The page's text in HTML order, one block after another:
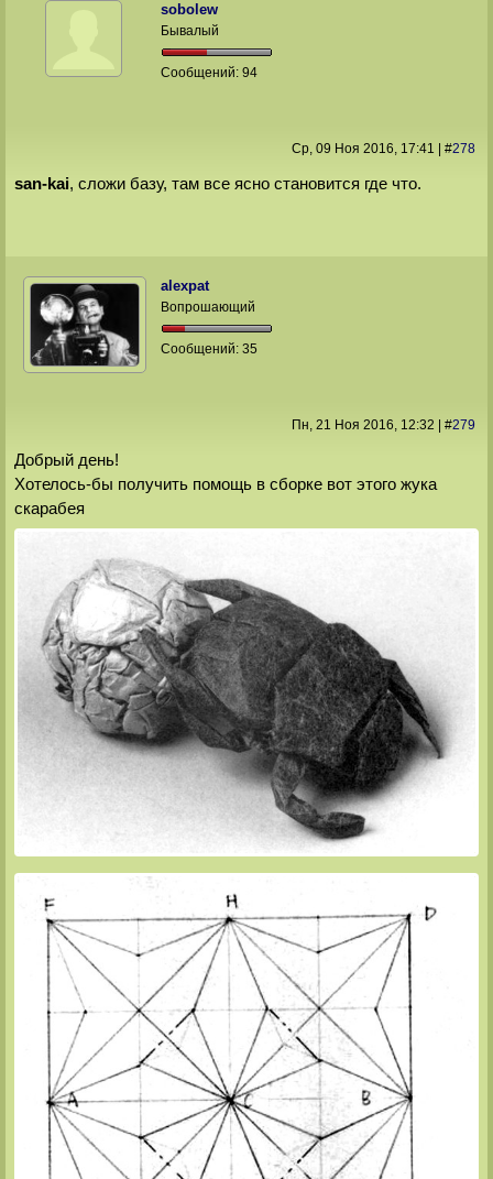
sobolew
Бывалый
Сообщений:94
Ср, 09 Ноя 2016, 17:41 #278
san-kai, сложи базу, там все ясно становится где что.
alexpat
Вопрошающий
Сообщений:35
Пн, 21 Ноя 2016, 12:32 #279
Добрый день!
Хотелось-бы получить помощь в сборке вот этого жука
скарабея